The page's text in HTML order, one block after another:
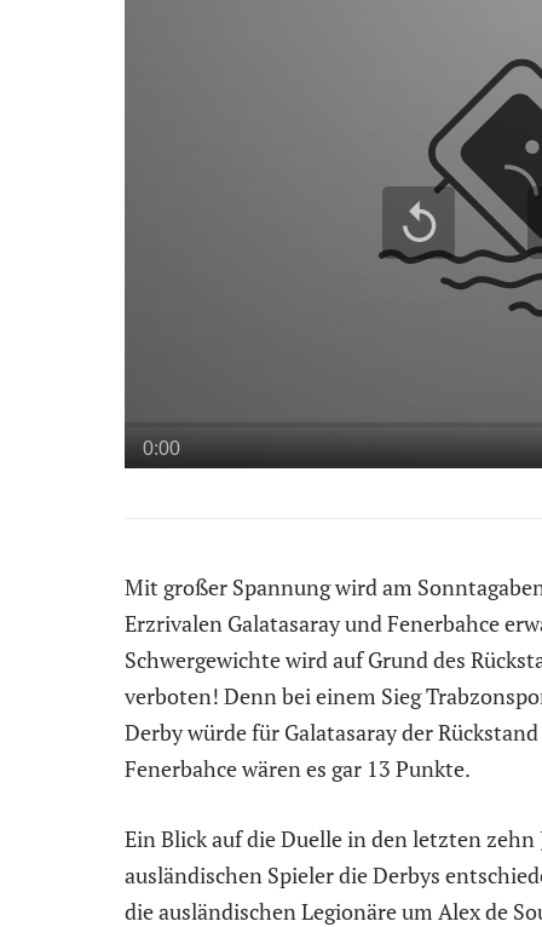
Mit großer Spannung wird am
Erzrivalen Galatasaray und Fenerbahce
Schwergewichte wird auf Grund des
verboten! Denn bei einem Sieg
Derby würde für Galatasaray der
Fenerbahce wären es gar 13 Punkte.
Ein Blick auf die Duelle in den letzten zehn
ausländischen Spieler die Derbys
die ausländischen Legionäre um Alex de